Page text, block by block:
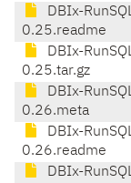
DBIx-
0.25.readme
DBIx-
0.25.tar.gz
DBIx-
0.26.meta
DBIx-
0.26.readme
DBIx-